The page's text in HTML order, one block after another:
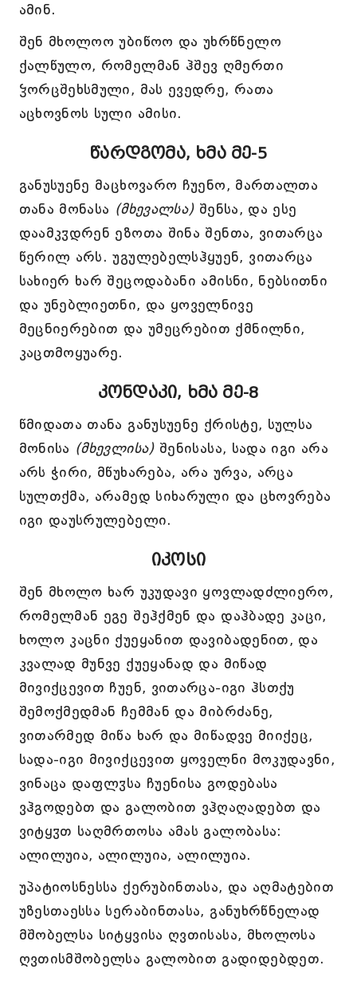
ამინ.
შენ მხოლოო უბიწოო და უხრწნელო
ქალწულო, რომელმან ჰშევ ღმერთი
ჴორცშეხსმული, მას ევედრე, რათა
აცხოვნოს სული ამისი.
წარდგომა, ხმა მე-5
განუსუენე მაცხოვარო ჩუენო, მართალთა
თანა მონასა (მხევალსა)შენსა, და ესე
დაამკჳდრენ ეზოთა შინა შენთა, ვითარცა
წერილ არს. უგულებელსჰყუენ, ვითარცა
სახიერ ხარ შეცოდაბანი ამისნი, ნებსითნი
და უნებლიეთნი, და ყოველნივე
მეცნიერებით და უმეცრებით ქმნილნი,
კაცთმოყუარე.
კონდაკი, ხმა მე-8
წმიდათა თანა განუსუენე ქრისტე, სულსა
მონისა (მხევლისა)შენისასა, სადა იგი არა
არს ჭირი, მწუხარება, არა ურვა, არცა
სულთქმა, არამედ სიხარული და ცხოვრება
იგი დაუსრულებელი.
იკოსი
შენ მხოლო ხარ უკუდავი ყოვლადძლიერო,
რომელმან ეგე შეჰქმენ და დაჰბადე კაცი,
ხოლო კაცნი ქუეყანით დავიბადენით, და
კვალად მუნვე ქუეყანად და მიწად
მივიქცევით ჩუენ, ვითარცა-იგი ჰსთქუ
შემოქმედმან ჩემმან და მიბრძანე,
ვითარმედ მიწა ხარ და მიწადვე მიიქეც,
სადა-იგი მივიქცევით ყოველნი მოკუდავნი,
ვინაცა დაფლჳსა ჩუენისა გოდებასა
ვჰგოდებთ და გალობით ვჰღაღადებთ და
ვიტყჳთ საღმრთოსა ამას გალობასა:
ალილუია, ალილუია, ალილუია.
უპატიოსნესსა ქერუბინთასა, და აღმატებით
უზესთაესსა სერაბინთასა, განუხრწნელად
მშობელსა სიტყვისა ღვთისასა, მხოლოსა
ღვთისმშობელსა გალობით გადიდებდეთ.